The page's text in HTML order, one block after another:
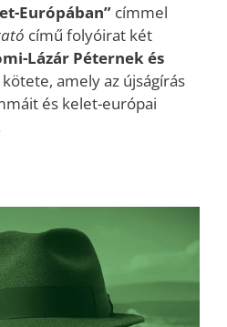
Európában” címmel
című folyóirat két
Lázár Péternek és
kötete, amely az újságírás
és kelet-európai